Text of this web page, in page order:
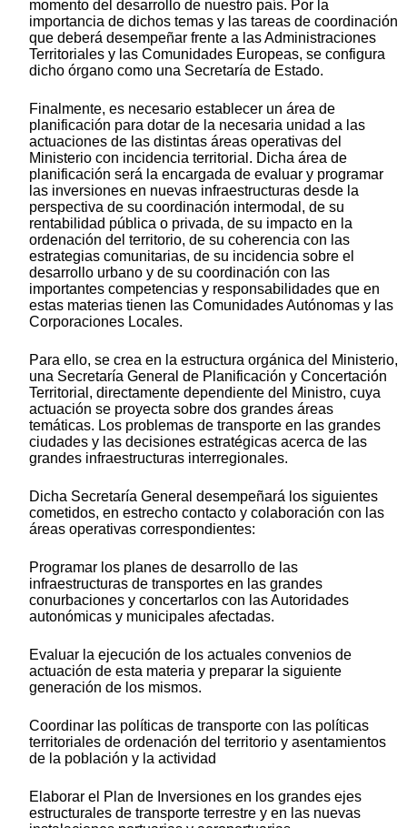
momento del desarrollo de nuestro país. Por la
importancia de dichos temas y las tareas de coordinación
que deberá desempeñar frente a las Administraciones
Territoriales y las Comunidades Europeas, se configura
dicho órgano como una Secretaría de Estado.
Finalmente, es necesario establecer un área de
planificación para dotar de la necesaria unidad a las
actuaciones de las distintas áreas operativas del
Ministerio con incidencia territorial. Dicha área de
planificación será la encargada de evaluar y programar
las inversiones en nuevas infraestructuras desde la
perspectiva de su coordinación intermodal, de su
rentabilidad pública o privada, de su impacto en la
ordenación del territorio, de su coherencia con las
estrategias comunitarias, de su incidencia sobre el
desarrollo urbano y de su coordinación con las
importantes competencias y responsabilidades que en
estas materias tienen las Comunidades Autónomas y las
Corporaciones Locales.
Para ello, se crea en la estructura orgánica del Ministerio,
una Secretaría General de Planificación y Concertación
Territorial, directamente dependiente del Ministro, cuya
actuación se proyecta sobre dos grandes áreas
temáticas. Los problemas de transporte en las grandes
ciudades y las decisiones estratégicas acerca de las
grandes infraestructuras interregionales.
Dicha Secretaría General desempeñará los siguientes
cometidos, en estrecho contacto y colaboración con las
áreas operativas correspondientes:
Programar los planes de desarrollo de las
infraestructuras de transportes en las grandes
conurbaciones y concertarlos con las Autoridades
autonómicas y municipales afectadas.
Evaluar la ejecución de los actuales convenios de
actuación de esta materia y preparar la siguiente
generación de los mismos.
Coordinar las políticas de transporte con las políticas
territoriales de ordenación del territorio y asentamientos
de la población y la actividad
Elaborar el Plan de Inversiones en los grandes ejes
estructurales de transporte terrestre y en las nuevas